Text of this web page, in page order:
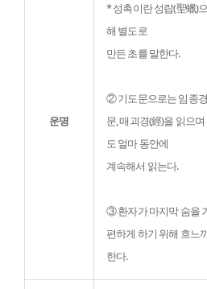
운명
* 성촉이란 성랍(聖蠟)
해 별도로
만든 초를 말한다.
② 기도문으로는 임종
문, 매괴경(經)을 읽으
도 얼마 동안에
계속해서 읽는다.
③ 환자가 마지막 숨을
편하게 하기 위해 흐느
한다.